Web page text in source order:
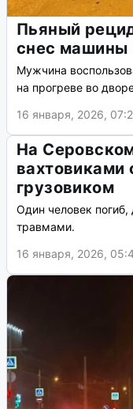
Пьяный
снес машины
Мужчина
на прогреве во
16 января, 2026,
На
вахтовиками
грузовиком
Один человек погиб,
травмами.
16 января, 2026,